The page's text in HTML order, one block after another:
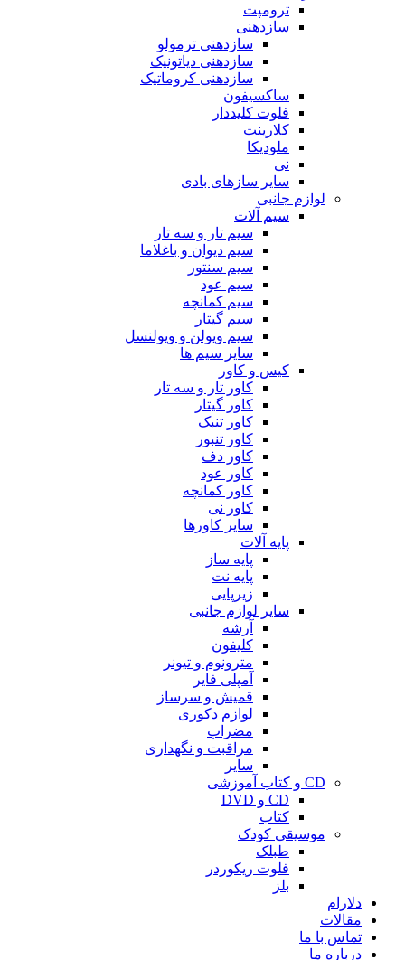
ترومپت
سازدهنی
سازدهنی ترمولو
سازدهنی دیاتونیک
سازدهنی کروماتیک
ساکسیفون
فلوت کلیددار
کلارینت
ملودیکا
نی
سایر سازهای بادی
لوازم جانبی
سیم آلات
سیم تار و سه تار
سیم دیوان و باغلاما
سیم سنتور
سیم عود
سیم کمانچه
سیم گیتار
سیم ویولن و ویولنسل
سایر سیم ها
کیس و کاور
کاور تار و سه تار
کاور گیتار
کاور تنبک
کاور تنبور
کاور دف
کاور عود
کاور کمانچه
کاور نی
سایر کاورها
پایه آلات
پایه ساز
پایه نت
زیرپایی
سایر لوازم جانبی
آرشه
کلیفون
مترونوم و تیونر
آمپلی فایر
قمیش و سرساز
لوازم دکوری
مضراب
مراقبت و نگهداری
سایر
CD و کتاب آموزشی
CD و DVD
کتاب
موسیقی کودک
طبلک
فلوت ریکوردر
بلز
دلارام
مقالات
تماس با ما
درباره ما